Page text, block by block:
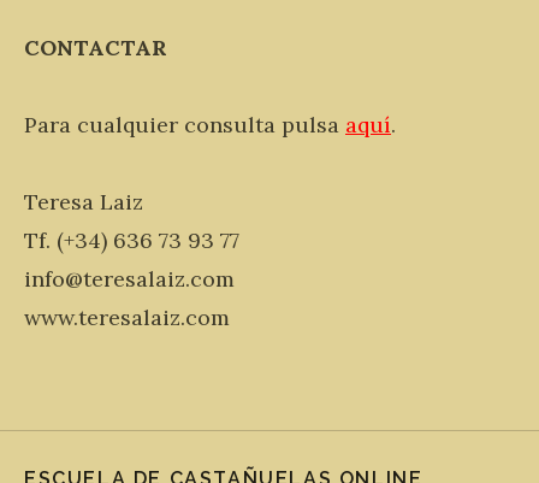
CONTACTAR
Para cualquier consulta pulsa aquí.
Teresa Laiz
Tf. (+34) 636 73 93 77
info@teresalaiz.com
www.teresalaiz.com